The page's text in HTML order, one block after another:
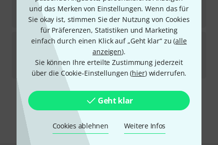
und das Merken von Einstellungen. Wenn das für
Sie okay ist, stimmen Sie der Nutzung von Cookies
für Präferenzen, Statistiken und Marketing
einfach durch einen Klick auf „Geht klar“ zu (alle
anzeigen).
Sie können Ihre erteilte Zustimmung jederzeit
über die Cookie-Einstellungen (hier) widerrufen.
Geht klar
Cookies ablehnen Weitere Infos
Sofort lieferbar
23,70€
BubblebeeThe Windbubble black - 2
In 1–2 Wochen lieferbar
22,90 €
Kostenloser Versand ab 29 €
Alle Preise inkl. MwSt.